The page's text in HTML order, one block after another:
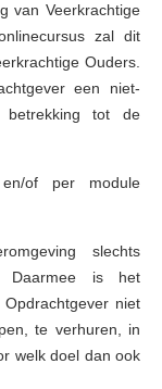
van Veerkrachtige
zal dit
Ouders.
een niet-
betrekking tot de
of per module
slechts
Daarmee is het
niet
te verhuren, in
welk doel dan ook